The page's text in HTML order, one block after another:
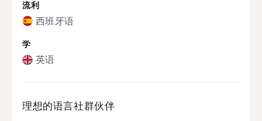
流利
西班牙语
学
英语
理想的语言社群伙伴